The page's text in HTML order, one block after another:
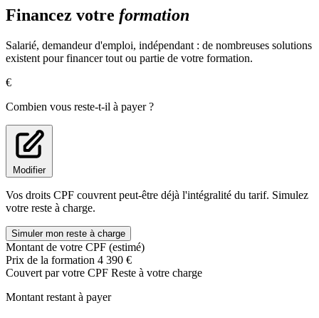
Concevoir une proposition commerciale
Fidélisation et gestion de la relation client
Mesurer la satisfaction client
Concevoir une stratégie de fidélisation
Anticiper et traiter les litiges
Rétablir son image suite à un litige
Management et animation des équipes
Gérer les équipes au quotidien
Piloter la performance des équipes commerciales
Valoriser et motiver les équipes
Employer les outils collaboratifs
Travailler efficacement en coopérant entre les services
Former les équipes commerciales
Financez votre formation
Salarié, demandeur d'emploi, indépendant : de nombreuses solutions
existent pour financer tout ou partie de votre formation.
€
Combien vous reste-t-il à payer ?
Modifier
Vos droits CPF couvrent peut-être déjà l'intégralité du tarif. Simulez
votre reste à charge.
Simuler mon reste à charge
Montant de votre CPF (estimé)
Prix de la formation 4 390 €
Couvert par votre CPF Reste à votre charge
Montant restant à payer